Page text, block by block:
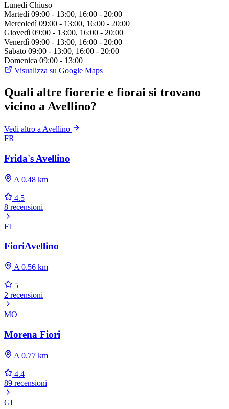
Lunedì Chiuso
Martedì 09:00 - 13:00, 16:00 - 20:00
Mercoledì 09:00 - 13:00, 16:00 - 20:00
Giovedì 09:00 - 13:00, 16:00 - 20:00
Venerdì 09:00 - 13:00, 16:00 - 20:00
Sabato 09:00 - 13:00, 16:00 - 20:00
Domenica 09:00 - 13:00
Visualizza su Google Maps
Quali altre fiorerie e fiorai si trovano
vicino a Avellino?
Vedi altro a Avellino
FR
Frida's Avellino
A 0.48 km
4.5
8 recensioni
FI
FioriAvellino
A 0.56 km
5
2 recensioni
MO
Morena Fiori
A 0.77 km
4.4
89 recensioni
GI